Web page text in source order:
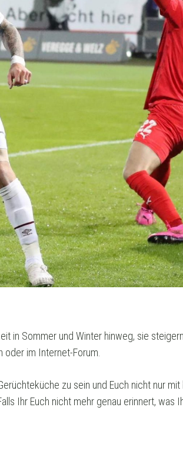
in Sommer und Winter hinweg, sie
oder im Internet-Forum.
zu sein und Euch nicht nur
Ihr Euch nicht mehr genau erinnert, was